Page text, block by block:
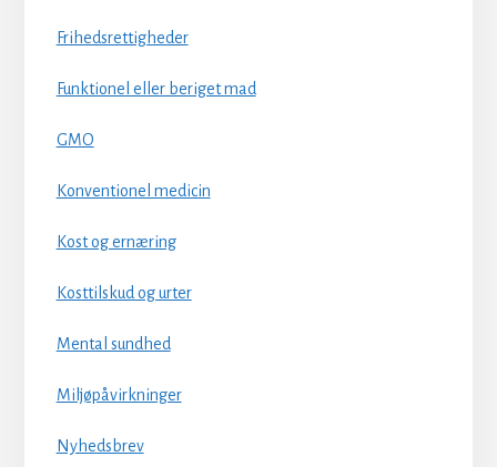
Frihedsrettigheder
Funktionel eller beriget mad
GMO
Konventionel medicin
Kost og ernæring
Kosttilskud og urter
Mental sundhed
Miljøpåvirkninger
Nyhedsbrev